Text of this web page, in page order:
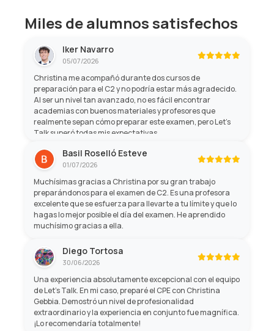
Miles de alumnos satisfechos
Iker Navarro
05/07/2026
Christina me acompañó durante dos cursos de
preparación para el C2 y no podría estar más agradecido.
Al ser un nivel tan avanzado, no es fácil encontrar
academias con buenos materiales y profesores que
realmente sepan cómo preparar este examen, pero Let's
Talk superó todas mis expectativas.
Basil Roselló Esteve
01/07/2026
Muchísimas gracias a Christina por su gran trabajo
preparándonos para el examen de C2. Es una profesora
excelente que se esfuerza para llevarte a tu límite y que lo
hagas lo mejor posible el día del examen. He aprendido
muchísimo gracias a ella.
Diego Tortosa
30/06/2026
Una experiencia absolutamente excepcional con el equipo
de Let's Talk. En mi caso, preparé el CPE con Christina
Gebbia. Demostró un nivel de profesionalidad
extraordinario y la experiencia en conjunto fue magnífica.
¡Lo recomendaría totalmente!